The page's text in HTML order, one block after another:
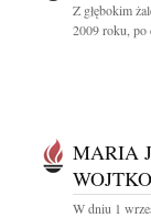
Z głębokim
2009 roku, po
MARIA
W dniu 1